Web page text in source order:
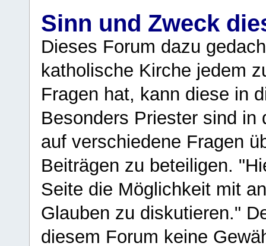
Sinn und Zweck
Dieses Forum dazu
katholische Kirche jedem
Fragen hat, kann diese in
Besonders Priester sind in
auf verschiedene Fragen
Beiträgen zu beteiligen.
Seite die Möglichkeit mit
Glauben zu diskutieren."
diesem Forum keine